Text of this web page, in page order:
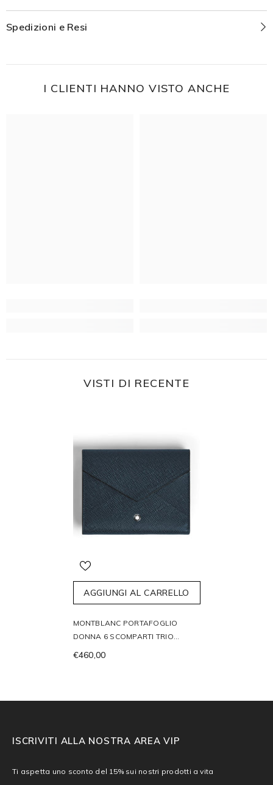
Spedizioni e Resi
I CLIENTI HANNO VISTO ANCHE
VISTI DI RECENTE
AGGIUNGI AL CARRELLO
MONTBLANC PORTAFOGLIO
DONNA 6 SCOMPARTI TRIO
€460,00
ISCRIVITI ALLA NOSTRA AREA VIP
Ti aspetta uno sconto del 15% sui nostri prodotti a vita